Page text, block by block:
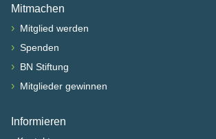
Mitmachen
› Mitglied werden
› Spenden
› BN Stiftung
› Mitglieder gewinnen
Informieren